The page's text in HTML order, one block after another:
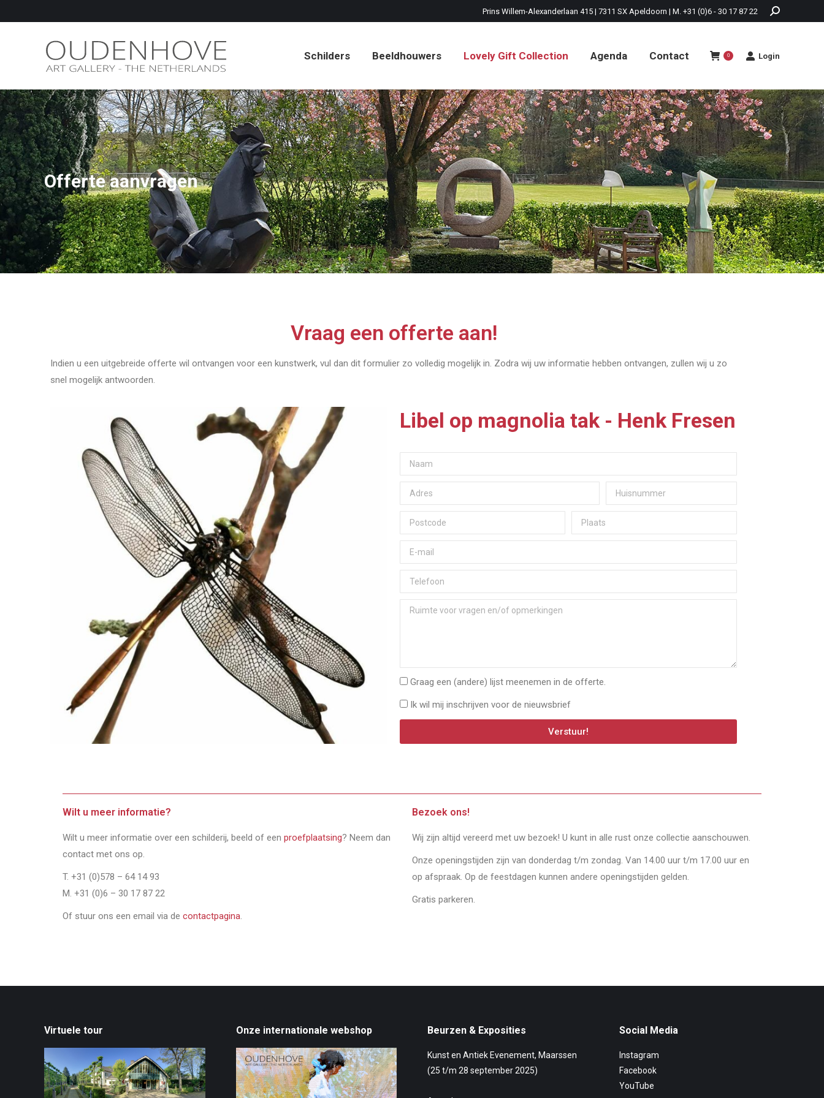
Prins Willem-Alexanderlaan 415 | 7311 SX Apeldoorn | M. +31 (0)6 - 30 17 87 22
Schilders Beeldhouwers Lovely Gift Collection Agenda Contact 0 Login
Offerte aanvragen
Vraag een offerte aan!
Indien u een uitgebreide offerte wil ontvangen voor een kunstwerk, vul dan dit formulier zo volledig mogelijk in. Zodra wij uw informatie hebben ontvangen, zullen wij u zo
snel mogelijk antwoorden.
Libel op magnolia tak - Henk Fresen
Graag een (andere) lijst meenemen in de offerte.
Ik wil mij inschrijven voor de nieuwsbrief
Verstuur!
Wilt u meer informatie?
Wilt u meer informatie over een schilderij, beeld of een proefplaatsing? Neem dan
contact met ons op.
T. +31 (0)578 – 64 14 93
M. +31 (0)6 – 30 17 87 22
Of stuur ons een email via de contactpagina.
Bezoek ons!
Wij zijn altijd vereerd met uw bezoek! U kunt in alle rust onze collectie aanschouwen.
Onze openingstijden zijn van donderdag t/m zondag. Van 14.00 uur t/m 17.00 uur en
op afspraak. Op de feestdagen kunnen andere openingstijden gelden.
Gratis parkeren.
Virtuele tour Onze internationale webshop Beurzen & Exposities
Kunst en Antiek Evenement, Maarssen
(25 t/m 28 september 2025)
Social Media
Instagram
Facebook
YouTube
Schilders Beeldhouwers Lovely Gift Collection Agenda Contact Login